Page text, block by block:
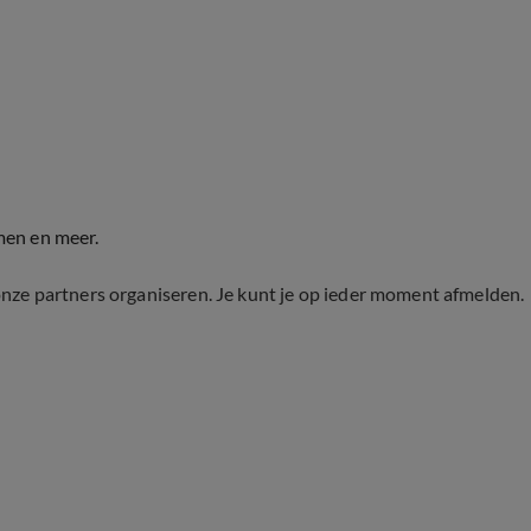
en meer.
partners organiseren. Je kunt je op ieder moment afmelden.